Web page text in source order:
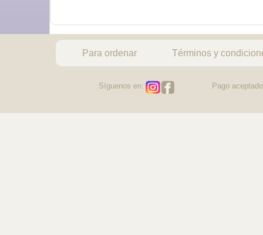
Para ordenar Términos y
Síguenos en: Pago